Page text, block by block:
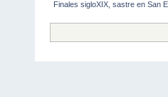
Finales sigloXIX, sastre en San